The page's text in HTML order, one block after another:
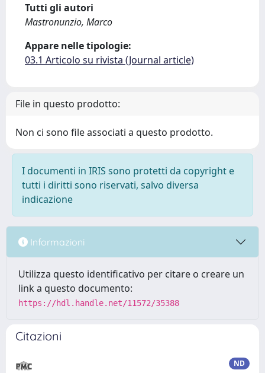
Tutti gli autori
Mastronunzio, Marco
Appare nelle tipologie:
03.1 Articolo su rivista (Journal article)
File in questo prodotto:
Non ci sono file associati a questo prodotto.
I documenti in IRIS sono protetti da copyright e
tutti i diritti sono riservati, salvo diversa
indicazione
Informazioni
Utilizza questo identificativo per citare o creare un
link a questo documento:
https://hdl.handle.net/11572/35388
Citazioni
ND